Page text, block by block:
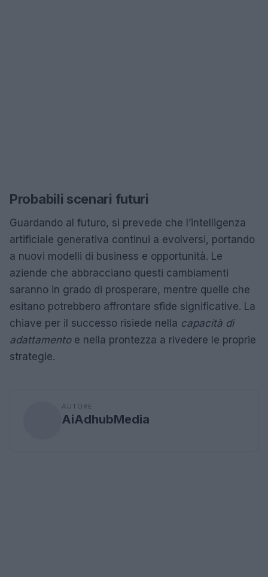
Probabili scenari futuri
Guardando al futuro, si prevede che l’intelligenza
artificiale generativa continui a evolversi, portando
a nuovi modelli di business e opportunità. Le
aziende che abbracciano questi cambiamenti
saranno in grado di prosperare, mentre quelle che
esitano potrebbero affrontare sfide significative. La
chiave per il successo risiede nella capacità di
adattamentoe nella prontezza a rivedere le proprie
strategie.
AUTORE
AiAdhubMedia